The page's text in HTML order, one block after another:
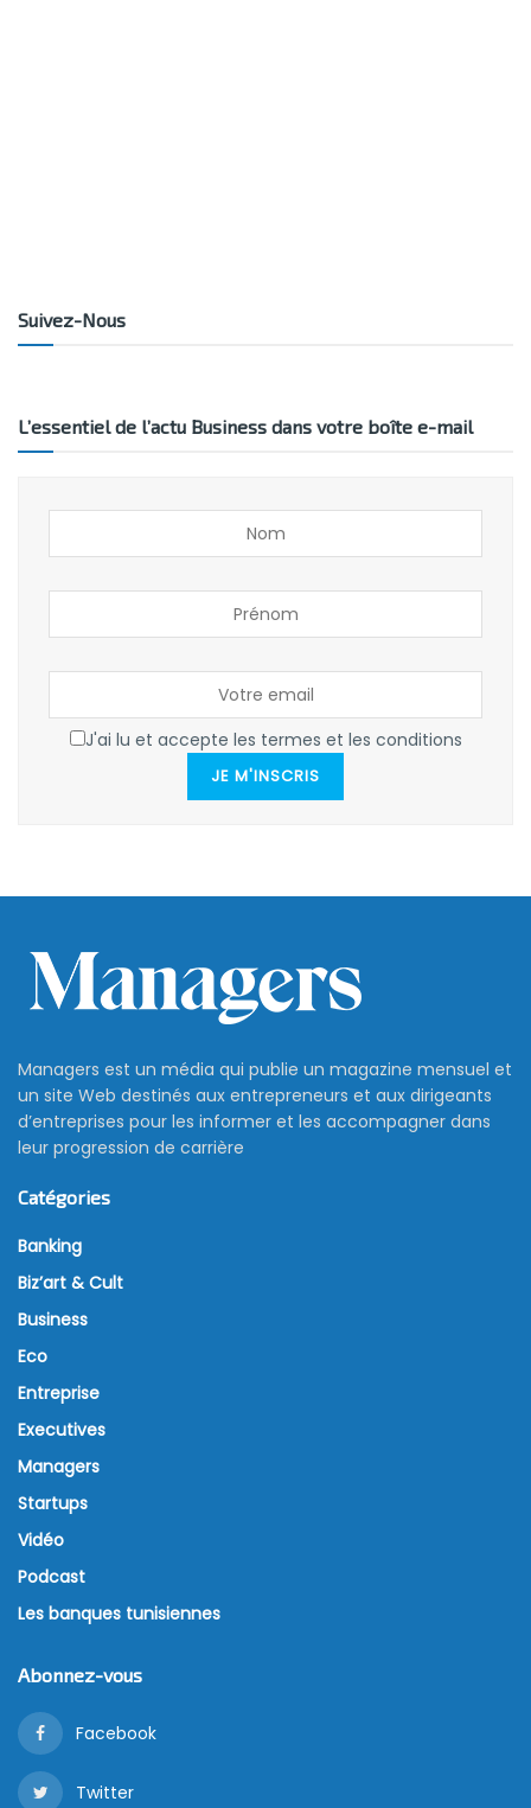
Suivez-Nous
L’essentiel de l’actu Business dans votre boîte e-mail
J'ai lu et accepte les termes et les conditions
JE M'INSCRIS
Managers est un média qui publie un magazine mensuel et
un site Web destinés aux entrepreneurs et aux dirigeants
d’entreprises pour les informer et les accompagner dans
leur progression de carrière
Catégories
Banking
Biz’art & Cult
Business
Eco
Entreprise
Executives
Managers
Startups
Vidéo
Podcast
Les banques tunisiennes
Abonnez-vous
Facebook
Twitter